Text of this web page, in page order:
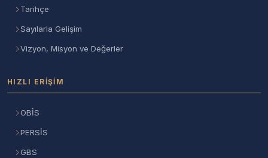
Tarihçe
Sayılarla Gelişim
Vizyon, Misyon ve Değerler
HIZLI ERIŞIM
OBİS
PERSİS
GBS